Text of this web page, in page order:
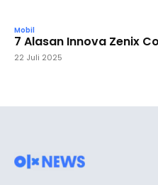
Mobil
7 Alasan Innova Zenix
22 Juli 2025